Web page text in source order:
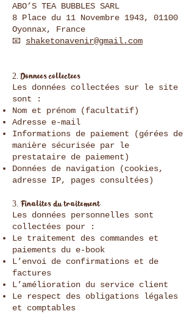
ABO’S TEA BUBBLES SARL
8 Place du 11 Novembre 1943, 01100
Oyonnax, France
📧 shaketonavenir@gmail.com
2. Données collectées
Les données collectées sur le site
sont :
Nom et prénom (facultatif)
Adresse e-mail
Informations de paiement (gérées de
manière sécurisée par le
prestataire de paiement)
Données de navigation (cookies,
adresse IP, pages consultées)
3. Finalités du traitement
Les données personnelles sont
collectées pour :
Le traitement des commandes et
paiements du e-book
L’envoi de confirmations et de
factures
L’amélioration du service client
Le respect des obligations légales
et comptables